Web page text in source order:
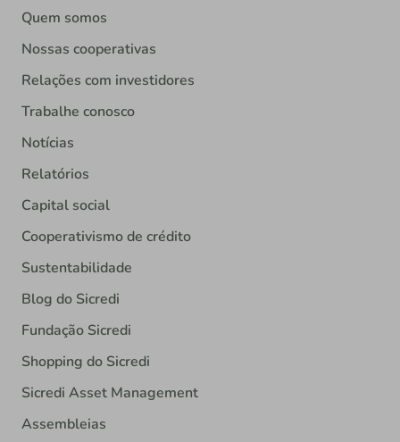
Quem somos
Nossas cooperativas
Relações com investidores
Trabalhe conosco
Notícias
Relatórios
Capital social
Cooperativismo de crédito
Sustentabilidade
Blog do Sicredi
Fundação Sicredi
Shopping do Sicredi
Sicredi Asset Management
Assembleias